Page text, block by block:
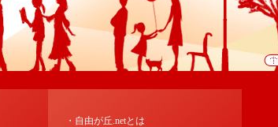
・自由が丘.netとは